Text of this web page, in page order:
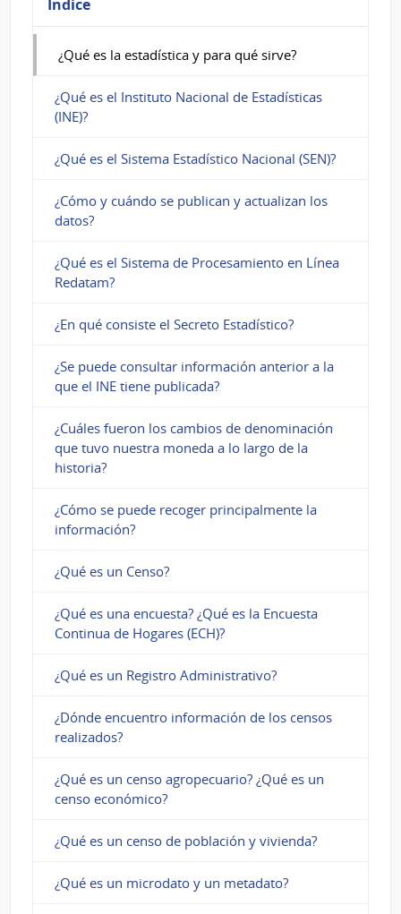
estadística
para
qué
sirve?
Índice
¿Qué es la estadística y para qué sirve?
¿Qué es el Instituto Nacional de Estadísticas
(INE)?
¿Qué es el Sistema Estadístico Nacional (SEN)?
¿Cómo y cuándo se publican y actualizan los
datos?
¿Qué es el Sistema de Procesamiento en Línea
Redatam?
¿En qué consiste el Secreto Estadístico?
¿Se puede consultar información anterior a la
que el INE tiene publicada?
¿Cuáles fueron los cambios de denominación
que tuvo nuestra moneda a lo largo de la
historia?
¿Cómo se puede recoger principalmente la
información?
¿Qué es un Censo?
¿Qué es una encuesta? ¿Qué es la Encuesta
Continua de Hogares (ECH)?
¿Qué es un Registro Administrativo?
¿Dónde encuentro información de los censos
realizados?
¿Qué es un censo agropecuario? ¿Qué es un
censo económico?
¿Qué es un censo de población y vivienda?
¿Qué es un microdato y un metadato?